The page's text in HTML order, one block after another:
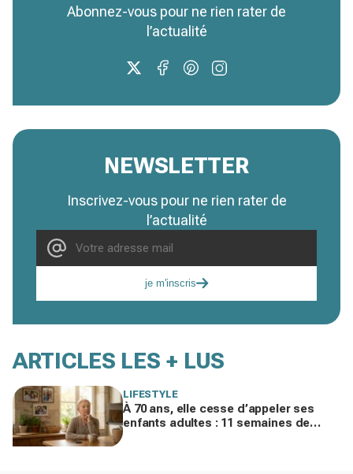
Abonnez-vous pour ne rien rater de
l’actualité
NEWSLETTER
Inscrivez-vous pour ne rien rater de
l’actualité
je m'inscris
ARTICLES LES + LUS
LIFESTYLE
À 70 ans, elle cesse d’appeler ses
enfants adultes : 11 semaines de